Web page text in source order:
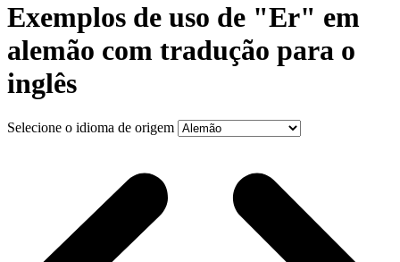
Exemplos de uso de "Er" em
alemão com tradução para o
inglês
Selecione o idioma de origem